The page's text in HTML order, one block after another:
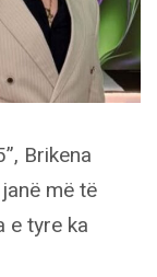
Brikena
më të
e tyre ka